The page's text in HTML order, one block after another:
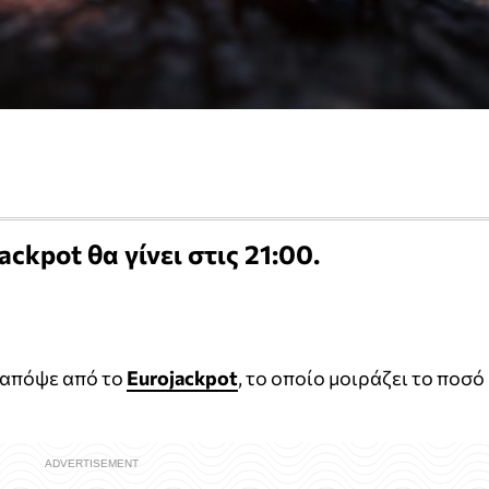
θα γίνει στις 21:00.
από το Eurojackpot, το οποίο μοιράζει το ποσό